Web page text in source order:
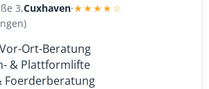
3,Cuxhaven·★★★★☆
Ort-Beratung
& Plattformlifte
Foerderberatung